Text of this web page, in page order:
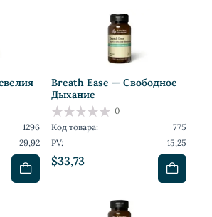
1296
29,92
Breath Ease — Свободное
Дыхание
$33,73
0
Код товара:
775
PV:
15,25